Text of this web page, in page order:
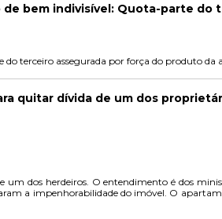
bem indivisível: Quota-parte do
terceiro assegurada por força do produto da
quitar dívida de um dos
dos herdeiros. O entendimento é dos
a impenhorabilidade do imóvel. O